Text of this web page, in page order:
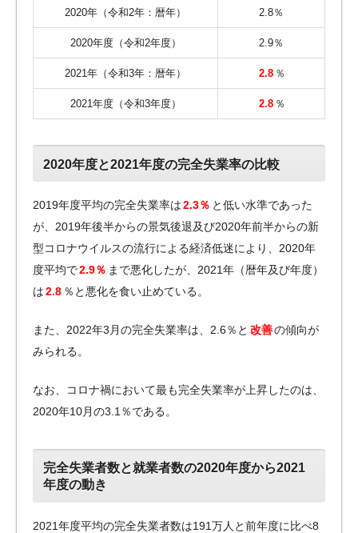
2020年（令和2年：暦年） 2.8％
2020年度（令和2年度） 2.9％
2021年（令和3年：暦年） 2.8 ％
2021年度（令和3年度） 2.8 ％
2020年度と2021年度の完全失業率の比較
2019年度平均の完全失業率は2.3％ と低い水準であった
が、2019年後半からの景気後退及び2020年前半からの新
型コロナウイルスの流行による経済低迷により、2020年
度平均で2.9％ まで悪化したが、2021年（暦年及び年度）
は2.8 ％と悪化を食い止めている。
また、2022年3月の完全失業率は、2.6％と 改善の傾向が
みられる。
なお、コロナ禍において最も完全失業率が上昇したのは、
2020年10月の3.1％である。
完全失業者数と就業者数の2020年度から2021
年度の動き
2021年度平均の完全失業者数は191万人と前年度に比べ8